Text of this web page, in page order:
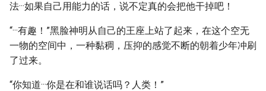
法···如果自己用能力的话，说不定真的会把他干掉吧！
“···有趣！”黑脸神明从自己的王座上站了起来，在这个空无
一物的空间中，一种黏稠，压抑的感觉不断的朝着少年冲刷
了过来。
“你知道···你是在和谁说话吗？人类！”